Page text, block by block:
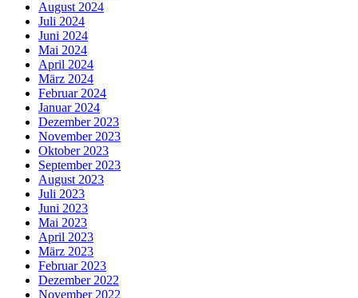
August 2024
Juli 2024
Juni 2024
Mai 2024
April 2024
März 2024
Februar 2024
Januar 2024
Dezember 2023
November 2023
Oktober 2023
September 2023
August 2023
Juli 2023
Juni 2023
Mai 2023
April 2023
März 2023
Februar 2023
Dezember 2022
November 2022